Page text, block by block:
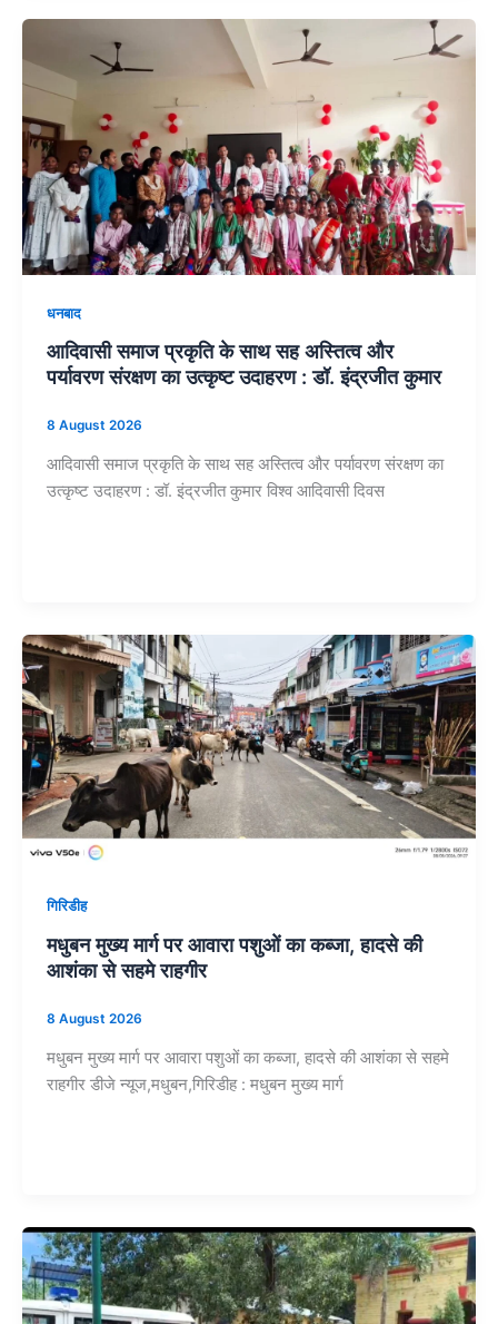
धनबाद
आदिवासी समाज प्रकृति के साथ सह अस्तित्व और
पर्यावरण संरक्षण का उत्कृष्ट उदाहरण : डॉ. इंद्रजीत कुमार
8 August 2026
आदिवासी समाज प्रकृति के साथ सह अस्तित्व और पर्यावरण संरक्षण का
उत्कृष्ट उदाहरण : डॉ. इंद्रजीत कुमार विश्व आदिवासी दिवस
गिरिडीह
मधुबन मुख्य मार्ग पर आवारा पशुओं का कब्जा, हादसे की
आशंका से सहमे राहगीर
8 August 2026
मधुबन मुख्य मार्ग पर आवारा पशुओं का कब्जा, हादसे की आशंका से सहमे
राहगीर डीजे न्यूज,मधुबन,गिरिडीह : मधुबन मुख्य मार्ग